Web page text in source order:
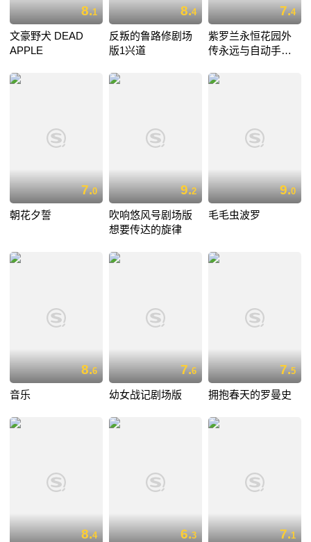
8.1
文豪野犬 DEAD
APPLE
8.4
反叛的鲁路修剧场
版1兴道
7.4
紫罗兰永恒花园外
传永远与自动手记
7.0
朝花夕誓
9.2
吹响悠风号剧场版
想要传达的旋律
9.0
毛毛虫波罗
8.6
音乐
7.6
幼女战记剧场版
7.5
拥抱春天的罗曼史
8.4 6.3 7.1